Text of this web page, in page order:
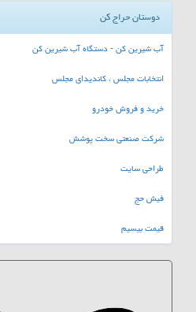
دوستان حراج کن
آب شیرین کن - دستگاه آب شیرین کن
انتخابات مجلس ، کاندیدای مجلس
خرید و فروش خودرو
شرکت صنعتی سخت پوشش
طراحی سایت
فیش حج
قیمت بیسیم